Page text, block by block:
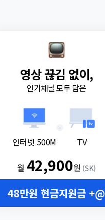
영상 끊김 없이,
인기채널 모두 담은
인터넷 500M
+
TV
월 42,900원 (SK)
48만원 현금지원금 +@